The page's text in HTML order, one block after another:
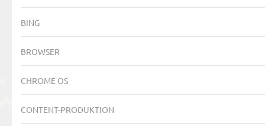
BING
BROWSER
CHROME OS
CONTENT-PRODUKTION